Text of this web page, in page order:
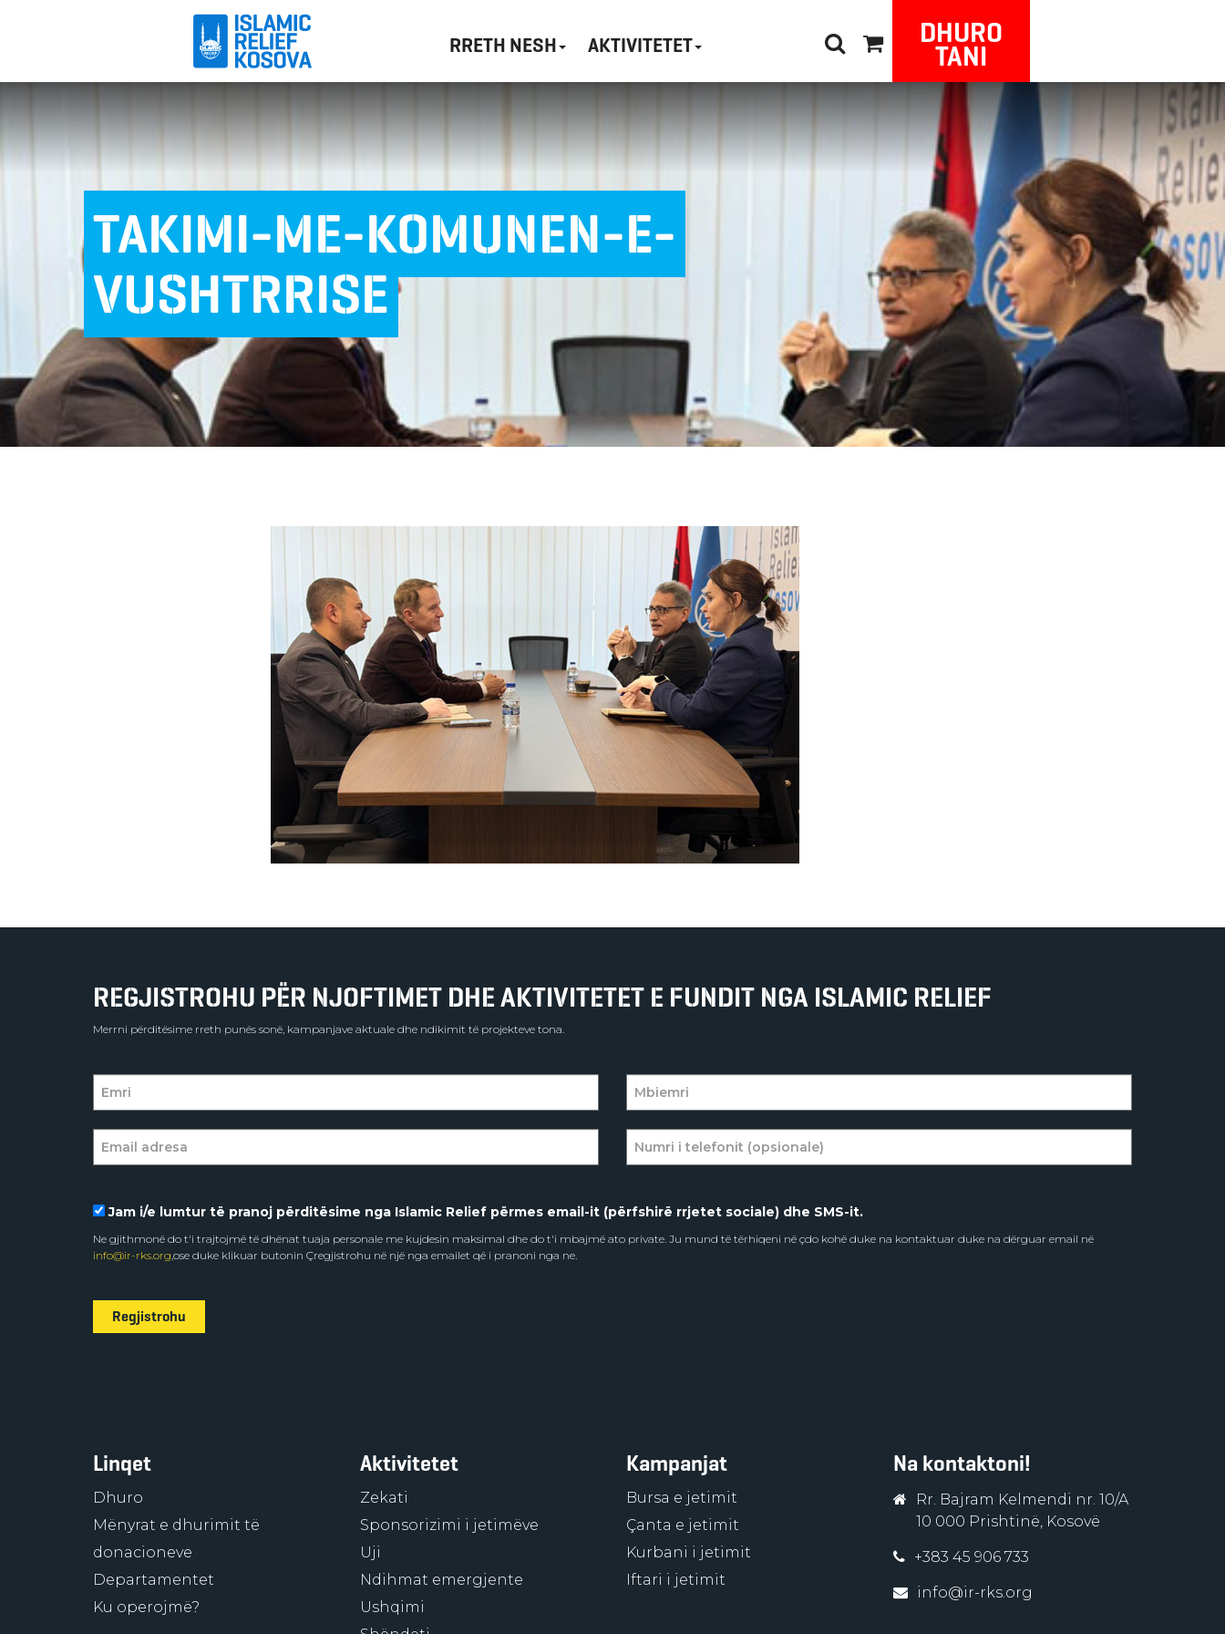
RRETH NESH AKTIVITETET DHURO
TANI
TAKIMI-ME-KOMUNEN-E-
VUSHTRRISE
REGJISTROHU PËR NJOFTIMET DHE AKTIVITETET E FUNDIT NGA ISLAMIC RELIEF
Merrni përditësime rreth punës sonë, kampanjave aktuale dhe ndikimit të projekteve tona.
Jam i/e lumtur të pranoj përditësime nga Islamic Relief përmes email-it (përfshirë rrjetet sociale) dhe SMS-it.
Ne gjithmonë do t'i trajtojmë të dhënat tuaja personale me kujdesin maksimal dhe do t'i mbajmë ato private. Ju mund të tërhiqeni në çdo kohë duke na kontaktuar duke na dërguar email në
info@ir-rks.org,ose duke klikuar butonin Çregjistrohu në një nga emailet që i pranoni nga ne.
Regjistrohu
Linqet
Dhuro
Mënyrat e dhurimit të
donacioneve
Departamentet
Ku operojmë?
Aktivitetet
Zekati
Sponsorizimi i jetimëve
Uji
Ndihmat emergjente
Ushqimi
Kampanjat
Bursa e jetimit
Çanta e jetimit
Kurbani i jetimit
Iftari i jetimit
Na kontaktoni!
Rr. Bajram Kelmendi nr. 10/A
10 000 Prishtinë, Kosovë
+383 45 906 733
info@ir-rks.org